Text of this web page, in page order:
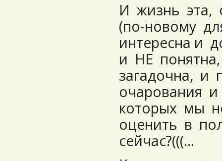
И жизнь эта,
(по-новому
интересна и
и НЕ
загадочна, и
очарования
которых мы
оценить в
сейчас?(((…